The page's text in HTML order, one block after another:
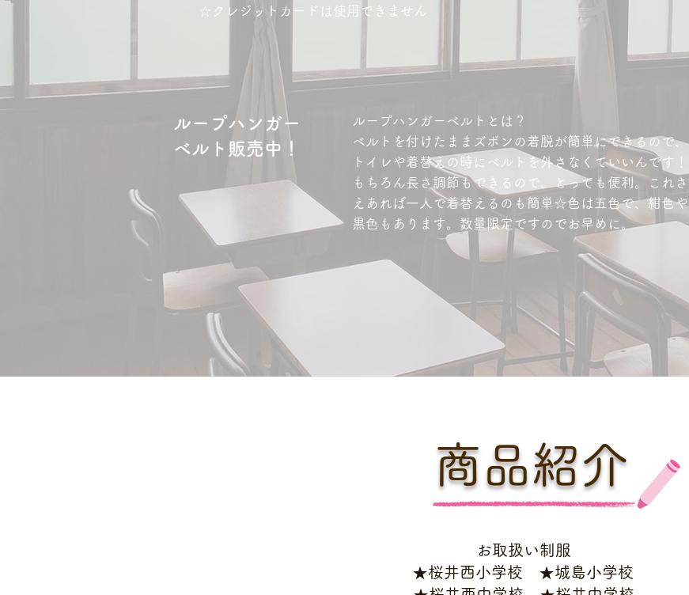
☆クレジットカードは使用できません
ループハンガー
ベルト販売中！
ループハンガーベルトとは？
ベルトを付けたままズボンの着脱が簡単にできるので、
トイレや着替えの時にベルトを外さなくていいんです！
もちろん長さ調節もできるので、とっても便利。これさ
えあれば一人で着替えるのも簡単☆色は五色で、紺色や
黒色もあります。数量限定ですのでお早めに。
​お取扱い制服
★桜井西小学校 ★城島小学校
商品紹介